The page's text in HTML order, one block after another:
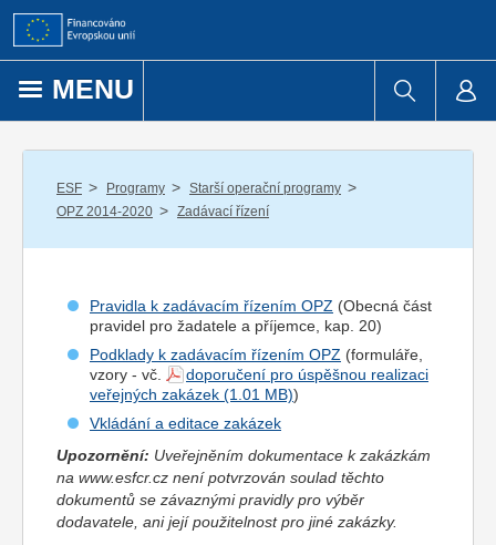
Přejít k obsahu
MENU
ESF / Programy / Starší operační programy /
OPZ 2014-2020 / Zadávací řízení
Pravidla k zadávacím řízením OPZ (Obecná část
pravidel pro žadatele a příjemce , kap. 20)
Podklady k zadávacím řízením OPZ (formuláře,
vzory - vč.
doporučení pro úspěšnou realizaci
veřejných zakázek
)
Vkládání a editace zakázek
Upozornění: Uveřejněním dokumentace k zakázkám
na www.esfcr.cz není potvrzován soulad těchto
dokumentů se závaznými pravidly pro výběr
dodavatele, ani její použitelnost pro jiné zakázky.